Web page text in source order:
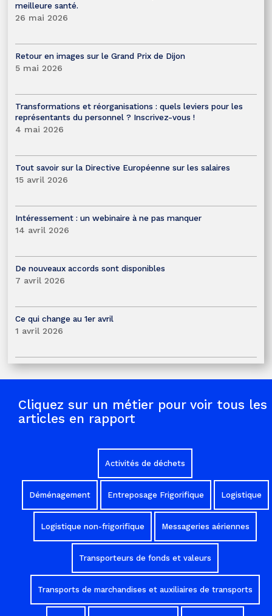
meilleure santé.
26 mai 2026
Retour en images sur le Grand Prix de Dijon
5 mai 2026
Transformations et réorganisations : quels leviers pour les
représentants du personnel ? Inscrivez-vous !
4 mai 2026
Tout savoir sur la Directive Européenne sur les salaires
15 avril 2026
Intéressement : un webinaire à ne pas manquer
14 avril 2026
De nouveaux accords sont disponibles
7 avril 2026
Ce qui change au 1er avril
1 avril 2026
Cliquez sur un métier pour voir tous les
articles en rapport
Activités de déchets
Déménagement Entreposage Frigorifique Logistique
Logistique non-frigorifique Messageries aériennes
Transporteurs de fonds et valeurs
Transports de marchandises et auxiliaires de transports